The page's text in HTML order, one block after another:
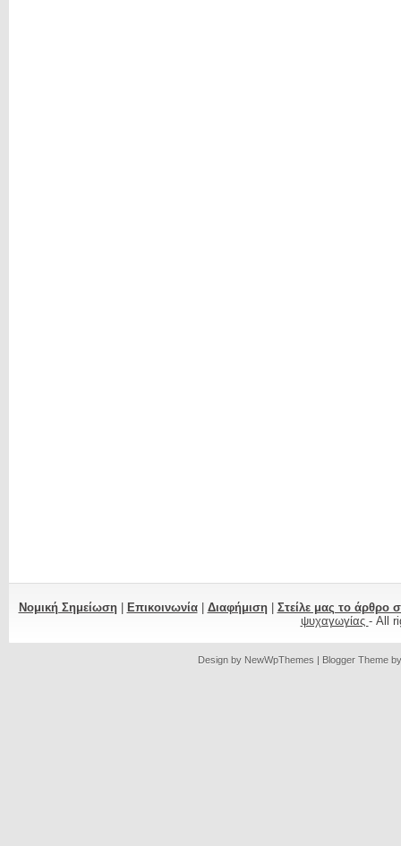
Νομική Σημείωση| Επικοινωνία| Διαφήμιση| Στείλε μας το άρθρο
ψυχαγωγίας - All
Design by NewWpThemes | Blogger Theme